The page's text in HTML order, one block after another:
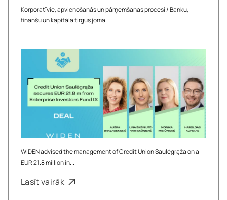
Korporatīvie, apvienošanās un pārņemšanas procesi/Banku,
finanšu un kapitāla tirgus joma
WIDEN advised the management of Credit Union Saulėgrąža on a
EUR 21.8 million in...
Lasīt vairāk